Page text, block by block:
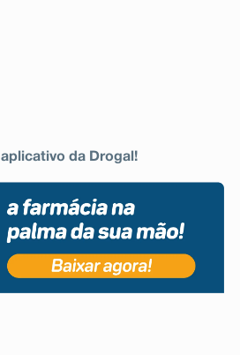
aplicativo da Drogal!